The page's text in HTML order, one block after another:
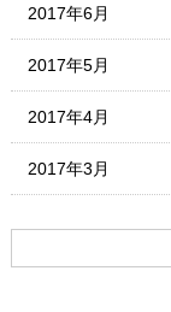
2017年6月
2017年5月
2017年4月
2017年3月